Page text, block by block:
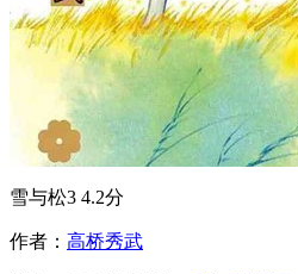
雪与松3 4.2分
作者： 高桥秀武